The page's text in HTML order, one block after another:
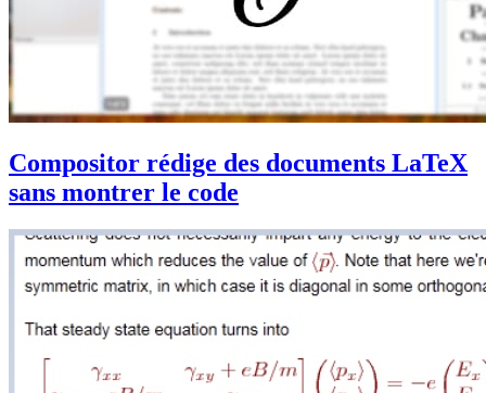
Compositor rédige des documents LaTeX
sans montrer le code